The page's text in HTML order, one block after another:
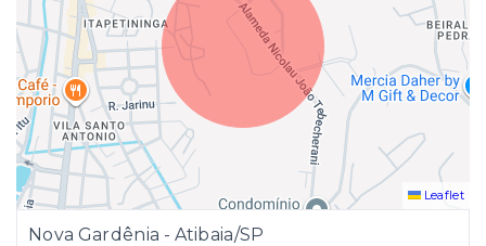
Leaflet
Nova Gardênia - Atibaia/SP